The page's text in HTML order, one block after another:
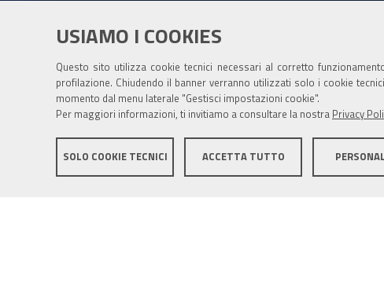
USIAMO I COOKIES
Questo sito utilizza cookie tecnici necessari al corretto
profilazione. Chiudendo il banner verranno utilizzati solo i cookie
momento dal menu laterale "Gestisci impostazioni cookie".
Per maggiori informazioni, ti invitiamo a consultare la nostra Privacy
SOLO COOKIE TECNICI ACCETTA TUTTO